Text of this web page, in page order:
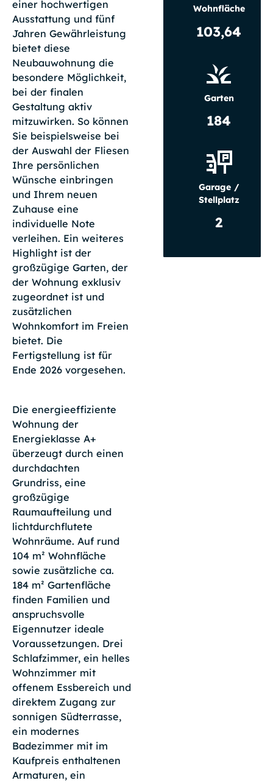
einer hochwertigen
Ausstattung und fünf
Jahren Gewährleistung
bietet diese
Neubauwohnung die
besondere Möglichkeit,
bei der finalen
Gestaltung aktiv
mitzuwirken. So können
Sie beispielsweise bei
der Auswahl der Fliesen
Ihre persönlichen
Wünsche einbringen
und Ihrem neuen
Zuhause eine
individuelle Note
verleihen. Ein weiteres
Highlight ist der
großzügige Garten, der
der Wohnung exklusiv
zugeordnet ist und
zusätzlichen
Wohnkomfort im Freien
bietet. Die
Fertigstellung ist für
Ende 2026 vorgesehen.
Die energieeffiziente
Wohnung der
Energieklasse A+
überzeugt durch einen
durchdachten
Grundriss, eine
großzügige
Raumaufteilung und
lichtdurchflutete
Wohnräume. Auf rund
104 m² Wohnfläche
sowie zusätzliche ca.
184 m² Gartenfläche
finden Familien und
anspruchsvolle
Eigennutzer ideale
Voraussetzungen. Drei
Schlafzimmer, ein helles
Wohnzimmer mit
offenem Essbereich und
direktem Zugang zur
sonnigen Südterrasse,
ein modernes
Badezimmer mit im
Kaufpreis enthaltenen
Armaturen, ein
Wohnfläche
103,64
Garten
184
Garage /
Stellplatz
2